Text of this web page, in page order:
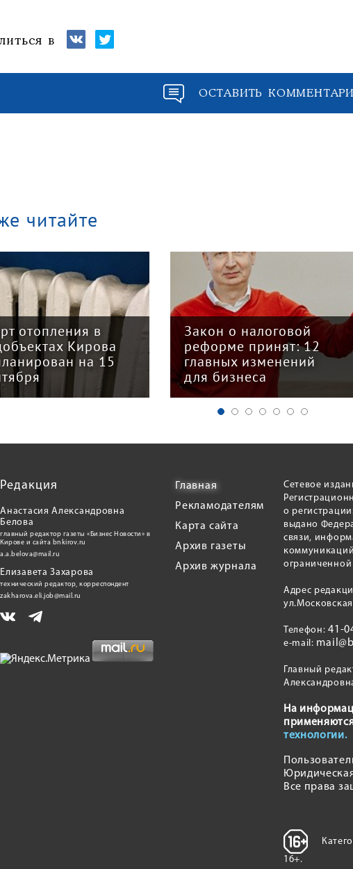
в
ОСТАВИТЬ
читайте
отопления в
Кирова
на 15
Закон о налоговой
реформе принят: 12
главных изменений
для бизнеса
Редакция
Анастасия Александровна
Белова
главный редактор газеты «Бизнес Новости» в
Кирове и сайта bnkirov.ru
a.a.belova@mail.ru
Елизавета Захарова
технический редактор, корреспондент
zakharova.eli.job@mail.ru
Главная
Рекламодателям
Карта сайта
Архив газеты
Архив журнала
Сетевое
о
выдано
связи,
ограниченной
Адрес
Телефон:41-
e-mail:
Главный
На
технологии.
Все права
16+.